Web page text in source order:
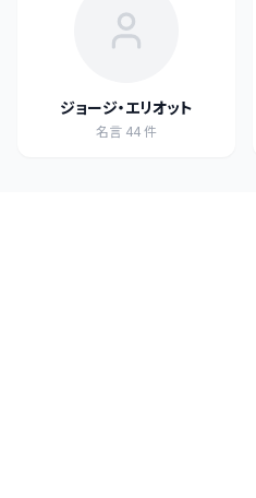
ジョージ・エリオット
名言 44件